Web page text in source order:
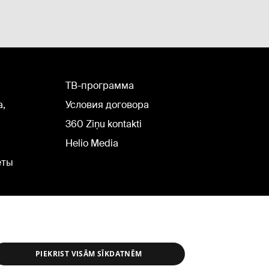
TВ-программа
Условия договора
360 Ziņu kontakti
Helio Media
PIEKRIST VISĀM SĪKDATNĒM